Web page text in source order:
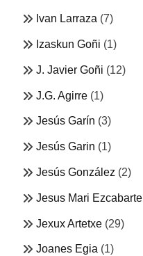
Ivan Larraza (7)
Izaskun Goñi (1)
J. Javier Goñi (12)
J.G. Agirre (1)
Jesús Garín (3)
Jesús Garin (1)
Jesús González (2)
Jesus Mari Ezcabarte
Jexux Artetxe (29)
Joanes Egia (1)